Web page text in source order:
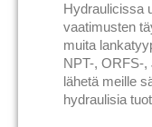
Hydraulicissa
vaatimusten
muita
NPT-, ORFS-,
lähetä meille
hydraulisia